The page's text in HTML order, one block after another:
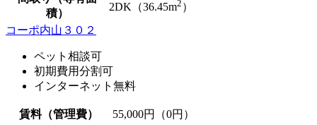
積）
2DK（36.45m2 ）
コーポ内山３０２
ペット相談可
初期費用分割可
インターネット無料
賃料（管理費） 55,000円（0円）